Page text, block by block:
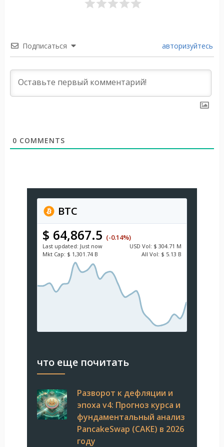
Подписаться авторизуйтесь
0 COMMENTS
BTC
$ 64,867.5 (-0.14%)
Last updated: Just now USD Vol: $ 304.71 M
Mkt Cap: $ 1,301.74 B All Vol: $ 5.13 B
что еще почитать
Разворот к дефляции и
эпоха v4: Прогноз курса и
фундаментальный анализ
PancakeSwap (CAKE) в 2026
году